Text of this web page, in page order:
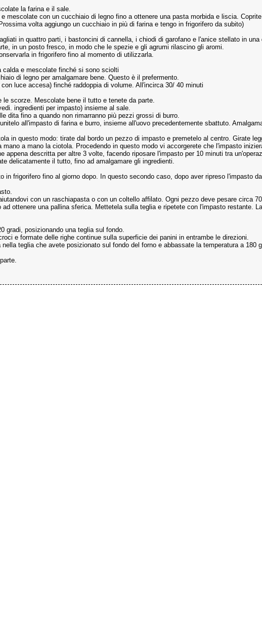
la farina e il sale.
mescolate con un cucchiaio di legno fino a ottenere una pasta morbida e liscia.
volta aggiungo un cucchiaio in più di farina e tengo in frigorifero da subito)
in quattro parti, i bastoncini di cannella, i chiodi di garofano e l'anice stellato in una
in un posto fresco, in modo che le spezie e gli agrumi rilascino gli aromi.
in frigorifero fino al momento di utilizzarla.
e mescolate finché si sono sciolti
di legno per amalgamare bene. Questo è il prefermento.
luce accesa) finché raddoppia di volume. All'incirca 30/ 40 minuti
scorze. Mescolate bene il tutto e tenete da parte.
ingredienti per impasto) insieme al sale.
dita fino a quando non rimarranno più pezzi grossi di burro.
all'impasto di farina e burro, insieme all'uovo precedentemente sbattuto.
in questo modo: tirate dal bordo un pezzo di impasto e premetelo al centro. Girate
a mano la ciotola. Procedendo in questo modo vi accorgerete che l'impasto
appena descritta per altre 3 volte, facendo riposare l'impasto per 10 minuti tra
delicatamente il tutto, fino ad amalgamare gli ingredienti.
in frigorifero fino al giorno dopo. In questo secondo caso, dopo aver ripreso l'impasto
con un raschiapasta o con un coltello affilato. Ogni pezzo deve pesare circa
ottenere una pallina sferica. Mettetela sulla teglia e ripetete con l'impasto restante.
gradi, posizionando una teglia sul fondo.
e formate delle righe continue sulla superficie dei panini in entrambe le direzioni.
teglia che avete posizionato sul fondo del forno e abbassate la temperatura a 180